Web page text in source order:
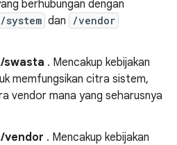
berhubungan dengan
/system dan /vendor
swasta . Mencakup kebijakan
memfungsikan citra sistem,
vendor mana yang seharusnya
vendor . Mencakup kebijakan